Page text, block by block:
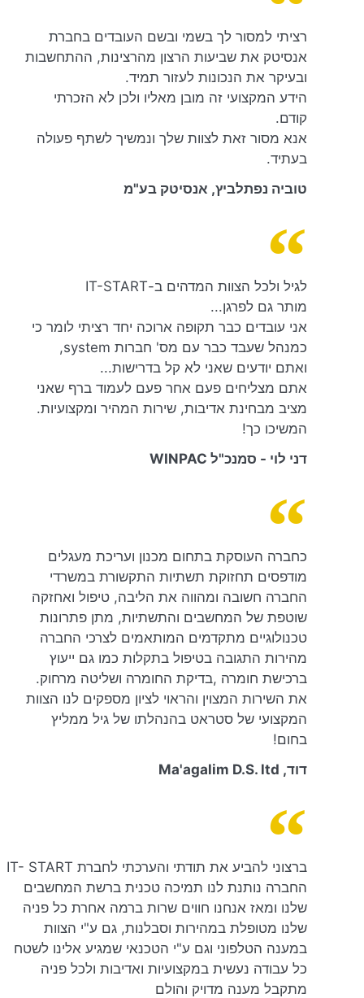
רציתי למסור לך בשמי ובשם העובדים בחברת
אנסיטק את שביעות הרצון מהרצינות, ההתחשבות
ובעיקר את הנכונות לעזור תמיד.
הידע המקצועי זה מובן מאליו ולכן לא הזכרתי
קודם.
אנא מסור זאת לצוות שלך ונמשיך לשתף פעולה
בעתיד.
טוביה נפתלביץ, אנסיטק בע"מ
לגיל ולכל הצוות המדהים ב-IT-START
מותר גם לפרגן...
אני עובדים כבר תקופה ארוכה יחד רציתי לומר כי
כמנהל שעבד כבר עם מס' חברות system,
ואתם יודעים שאני לא קל בדרישות...
אתם מצליחים פעם אחר פעם לעמוד ברף שאני
מציב מבחינת אדיבות, שירות המהיר ומקצועיות.
המשיכו כך!
דני לוי - סמנכ"ל WINPAC
כחברה העוסקת בתחום מכנון ועריכת מעגלים
מודפסים תחזוקת תשתיות התקשורת במשרדי
החברה חשובה ומהווה את הליבה, טיפול ואחזקה
שוטפת של המחשבים והתשתיות, מתן פתרונות
טכנולוגיים מתקדמים המותאמים לצרכי החברה
מהירות התגובה בטיפול בתקלות כמו גם ייעוץ
ברכישת חומרה ,בדיקת החומרה ושליטה מרחוק.
את השירות המצוין והראוי לציון מספקים לנו הצוות
המקצועי של סטראט בהנהלתו של גיל ממליץ
בחום!
דוד, Ma'agalim D.S. ltd
ברצוני להביע את תודתי והערכתי לחברת IT- START
החברה נותנת לנו תמיכה טכנית ברשת המחשבים
שלנו ומאז אנחנו חווים שרות ברמה אחרת כל פניה
שלנו מטופלת במהירות וסבלנות, גם ע"י הצוות
במענה הטלפוני וגם ע"י הטכנאי שמגיע אלינו לשטח
כל עבודה נעשית במקצועיות ואדיבות ולכל פניה
מתקבל מענה מדויק והולם